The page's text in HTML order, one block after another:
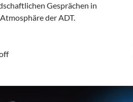
Gesprächen in
der ADT.